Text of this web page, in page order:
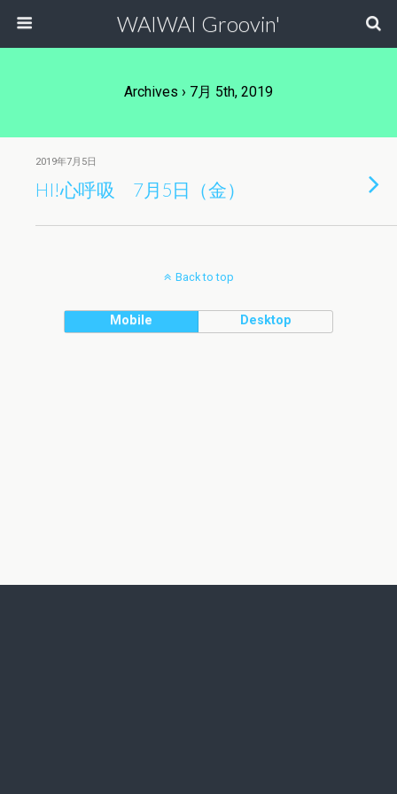
WAIWAI Groovin'
Archives › 7月 5th, 2019
2019年7月5日
HI!心呼吸 7月5日（金）
Back to top
Mobile Desktop